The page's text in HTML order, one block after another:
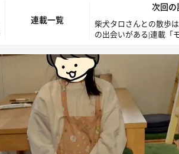
連載一覧
次回の
柴犬タロさんとの散歩
の出会いがある|連載「